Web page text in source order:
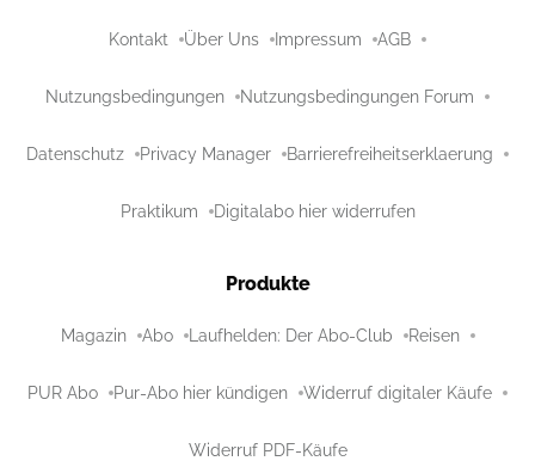
Kontakt Über Uns Impressum AGB
Nutzungsbedingungen Nutzungsbedingungen Forum
Datenschutz Privacy Manager Barrierefreiheitserklaerung
Praktikum Digitalabo hier widerrufen
Produkte
Magazin Abo Laufhelden: Der Abo-Club Reisen
PUR Abo Pur-Abo hier kündigen Widerruf digitaler Käufe
Widerruf PDF-Käufe